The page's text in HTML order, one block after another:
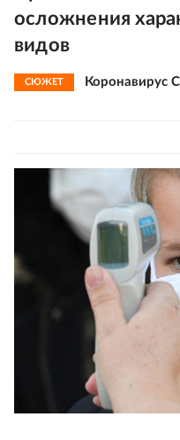
осложнения
видов
СЮЖЕТ Коронавирус